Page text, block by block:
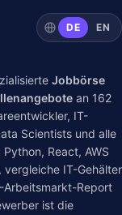
DE EN
Jobbörse
an 162
IT-
Scientists und alle
React, AWS
vergleiche IT-Gehälter
Arbeitsmarkt-Report
ist die